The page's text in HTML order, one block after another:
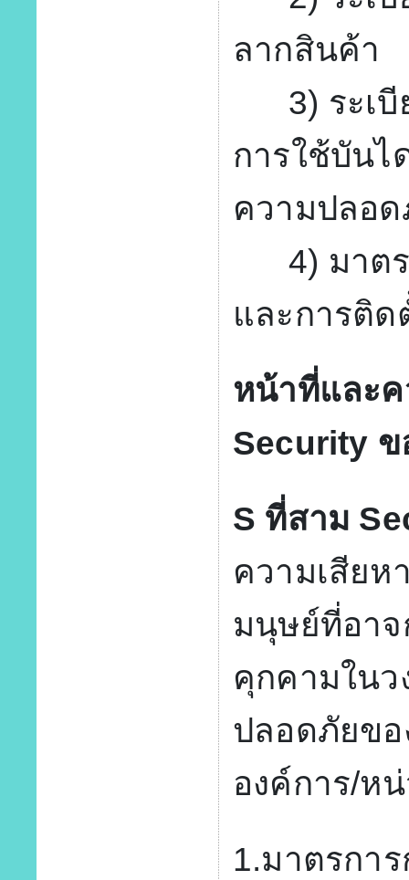
ลากสินค้า
3) ระเบี
การใช้บันไ
ความปลอ
4) มาตร
และการติ
หน้าที่และ
Security ข
S ที่สาม
ความเสียห
มนุษย์ที่อาจ
คุกคามในว
ปลอดภัยข
องค์การ/ห
1.มาตรกา